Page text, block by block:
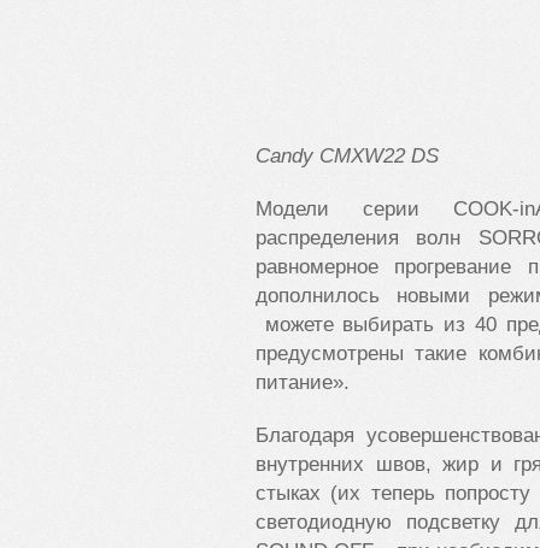
Candy CMXW22 DS
Модели серии COOK-
распределения волн
равномерное прогревание
дополнилось новыми
можете выбирать из 40
предусмотрены такие
питание».
Благодаря
внутренних швов, жир и
стыках (их теперь
светодиодную подсветку